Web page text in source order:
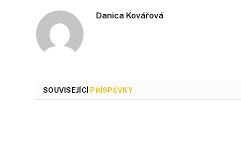
Danica Kovářová
SOUVISEJÍCÍ PŘÍSPĚVKY